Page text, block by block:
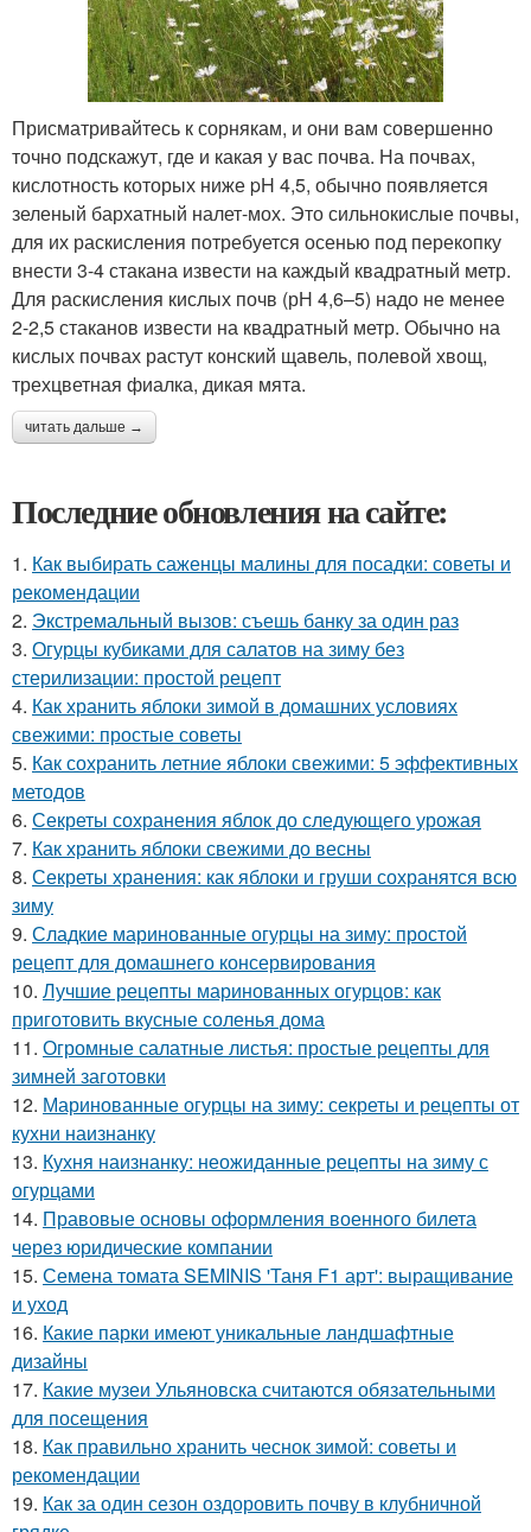
Присматривайтесь к сорнякам, и они вам совершенно
точно подскажут, где и какая у вас почва. На почвах,
кислотность которых ниже pH 4,5, обычно появляется
зеленый бархатный налет-мох. Это сильнокислые почвы,
для их раскисления потребуется осенью под перекопку
внести 3-4 стакана извести на каждый квадратный метр.
Для раскисления кислых почв (рН 4,6–5) надо не менее
2-2,5 стаканов извести на квадратный метр. Обычно на
кислых почвах растут конский щавель, полевой хвощ,
трехцветная фиалка, дикая мята.
читать дальше →
Последние обновления на сайте:
1. Как выбирать саженцы малины для посадки: советы и
рекомендации
2. Экстремальный вызов: съешь банку за один раз
3. Огурцы кубиками для салатов на зиму без
стерилизации: простой рецепт
4. Как хранить яблоки зимой в домашних условиях
свежими: простые советы
5. Как сохранить летние яблоки свежими: 5 эффективных
методов
6. Секреты сохранения яблок до следующего урожая
7. Как хранить яблоки свежими до весны
8. Секреты хранения: как яблоки и груши сохранятся всю
зиму
9. Сладкие маринованные огурцы на зиму: простой
рецепт для домашнего консервирования
10. Лучшие рецепты маринованных огурцов: как
приготовить вкусные соленья дома
11. Огромные салатные листья: простые рецепты для
зимней заготовки
12. Маринованные огурцы на зиму: секреты и рецепты от
кухни наизнанку
13. Кухня наизнанку: неожиданные рецепты на зиму с
огурцами
14. Правовые основы оформления военного билета
через юридические компании
15. Семена томата SEMINIS 'Таня F1 арт': выращивание
и уход
16. Какие парки имеют уникальные ландшафтные
дизайны
17. Какие музеи Ульяновска считаются обязательными
для посещения
18. Как правильно хранить чеснок зимой: советы и
рекомендации
19. Как за один сезон оздоровить почву в клубничной